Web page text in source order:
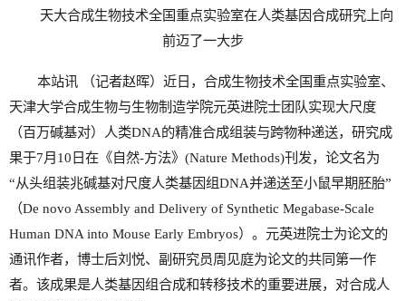
天大合成生物技术全国重点实验室在人类基因合成研究上向
前迈了一大步
本站讯 （记者赵晖）近日，合成生物技术全国重点实验室、
天津大学合成生物与生物制造学院元英进院士团队实现大尺度
（百万碱基对）人类DNA的精准合成组装与跨物种递送，研究成
果于7月10日在《自然-方法》(Nature Methods)刊发，论文名为
“从头组装兆碱基对尺度人类基因组DNA并递送至小鼠早期胚胎”
（De novo Assembly and Delivery of Synthetic Megabase-Scale
Human DNA into Mouse Early Embryos）。元英进院士为论文的
通讯作者，博士后刘悦、副研究员周见庭为论文的共同第一作
者。该成果是人类基因组合成和转移技术的重要进展，对合成人